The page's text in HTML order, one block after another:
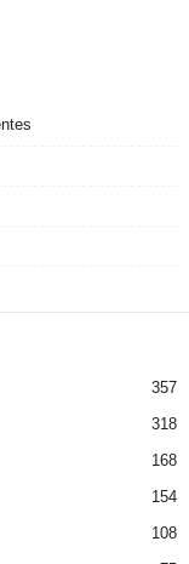
357
318
168
154
108